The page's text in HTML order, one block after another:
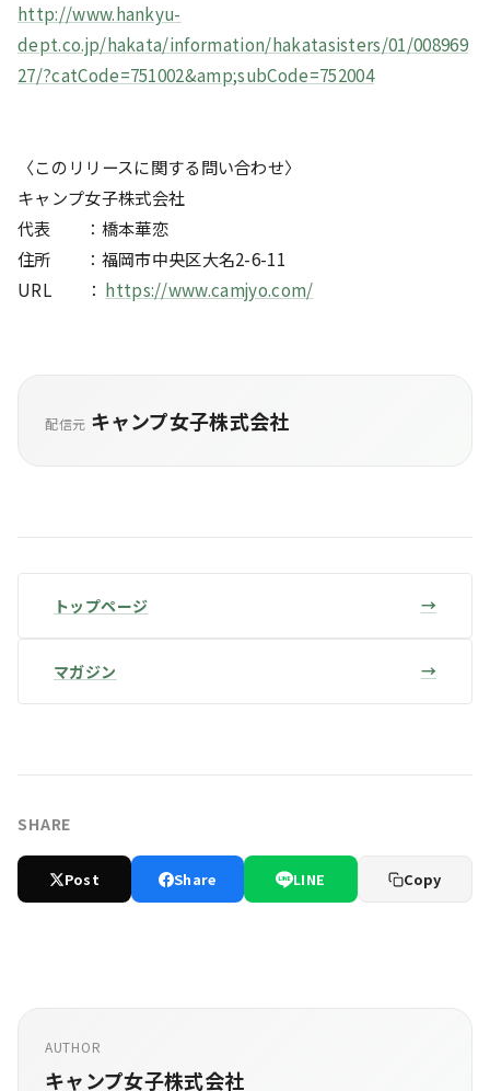
http://www.hankyu-
dept.co.jp/hakata/information/hakatasisters/01/008969
27/?catCode=751002&amp;subCode=752004
〈このリリースに関する問い合わせ〉
キャンプ女子株式会社
代表 ：橋本華恋
住所 ：福岡市中央区大名2-6-11
URL ： https://www.camjyo.com/
配信元 キャンプ女子株式会社
トップページ
マガジン
SHARE
Post Share LINE Copy
AUTHOR
キャンプ女子株式会社